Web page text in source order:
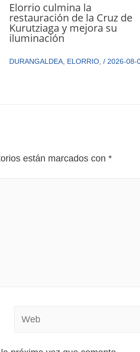
Elorrio culmina la
restauración de la Cruz de
Kurutziaga y mejora su
iluminación
DURANGALDEA, ELORRIO, / 2026-08-
están marcados con *